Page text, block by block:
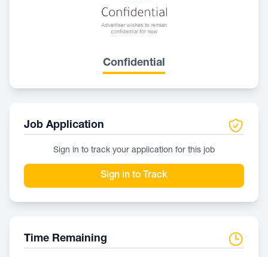
Confidential
Job Application
Sign in to track your application for this job
Sign in to Track
Time Remaining